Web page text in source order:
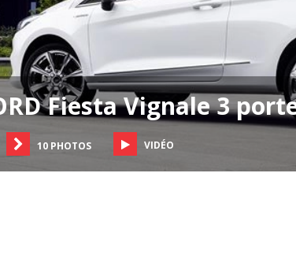
Fiesta Vignale 3
10 PHOTOS VIDÉO